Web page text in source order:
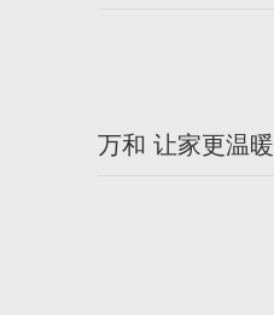
万和 让家更温暖